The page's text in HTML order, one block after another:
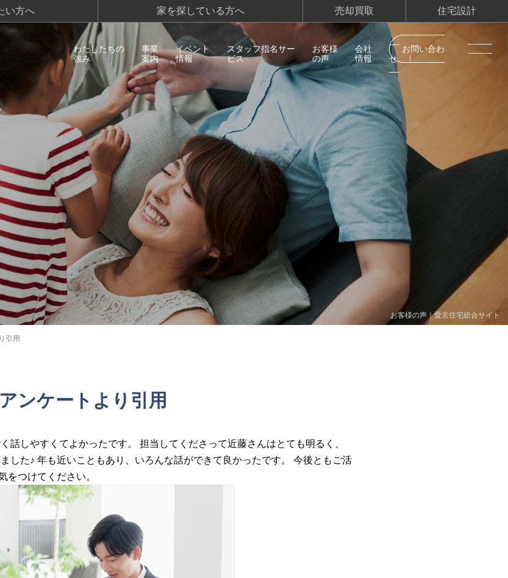
い方へ 家を探している方へ 売却買取 住宅設計
わたしたちの
強み
事業
案内
イベント
情報
スタッフ指名サー
ビス
お客様
の声
会社
情報
お問い合わ
せ
お客様の声｜愛京住宅総合サイト
引用
ンケートより引用
話しやすくてよかったです。 担当してくださって近藤さんはとても明るく、
した♪ 年も近いこともあり、いろんな話ができて良かったです。 今後ともご活
をつけてください。